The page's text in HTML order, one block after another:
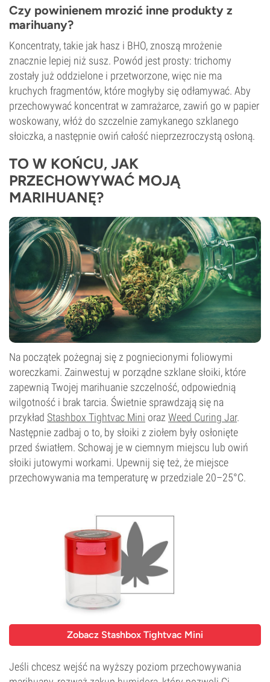
Czy powinienem mrozić inne produkty z
marihuany?
Koncentraty, takie jak hasz i BHO, znoszą mrożenie
znacznie lepiej niż susz. Powód jest prosty: trichomy
zostały już oddzielone i przetworzone, więc nie ma
kruchych fragmentów, które mogłyby się odłamywać. Aby
przechowywać koncentrat w zamrażarce, zawiń go w papier
woskowany, włóż do szczelnie zamykanego szklanego
słoiczka, a następnie owiń całość nieprzezroczystą osłoną.
TO W KOŃCU, JAK
PRZECHOWYWAĆ MOJĄ
MARIHUANĘ?
Na początek pożegnaj się z pogniecionymi foliowymi
woreczkami. Zainwestuj w porządne szklane słoiki, które
zapewnią Twojej marihuanie szczelność, odpowiednią
wilgotność i brak tarcia. Świetnie sprawdzają się na
przykład Stashbox Tightvac Mini oraz Weed Curing Jar.
Następnie zadbaj o to, by słoiki z ziołem były osłonięte
przed światłem. Schowaj je w ciemnym miejscu lub owiń
słoiki jutowymi workami. Upewnij się też, że miejsce
przechowywania ma temperaturę w przedziale 20–25°C.
Zobacz Stashbox Tightvac Mini
Jeśli chcesz wejść na wyższy poziom przechowywania